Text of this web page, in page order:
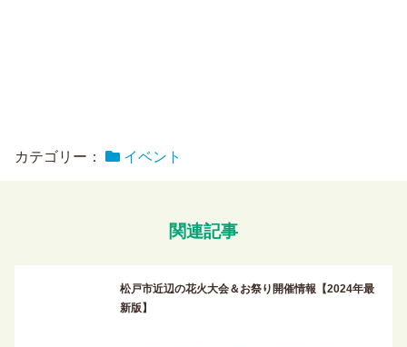
カテゴリー： イベント
関連記事
松戸市近辺の花火大会＆お祭り開催情報【2024年最
新版】